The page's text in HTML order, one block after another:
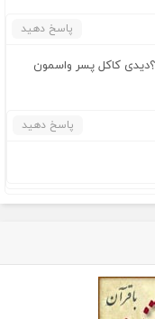
پاسخ دهید
کاکل پسر واسمون
پاسخ دهید